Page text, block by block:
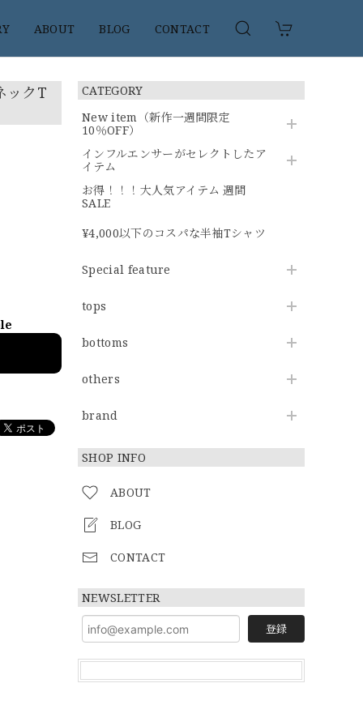
ABOUT BLOG CONTACT
CATEGORY
New item（新作一週間限定
10％OFF）
インフルエンサーがセレクトしたア
イテム
お得！！！大人気アイテム 週間
SALE
¥4,000以下のコスパな半袖Tシャツ
Special feature
tops
bottoms
others
brand
SHOP INFO
ABOUT
BLOG
CONTACT
NEWSLETTER
登録
ックT